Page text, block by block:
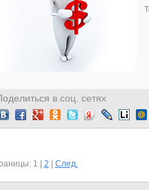
в соц. сетях
1 2 След.